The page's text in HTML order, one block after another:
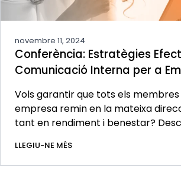
novembre 11, 2024
Conferència: Estratègies
Comunicació Interna per a
Vols garantir que tots els
empresa remin en la mateixa
tant en rendiment i benestar?
LLEGIU-NE MÉS